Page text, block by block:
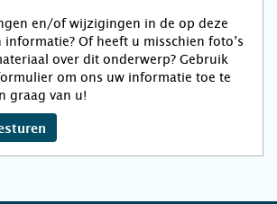
en/of wijzigingen in de op deze
Of heeft u misschien foto’s
over dit onderwerp? Gebruik
om ons uw informatie toe te
graag van u!